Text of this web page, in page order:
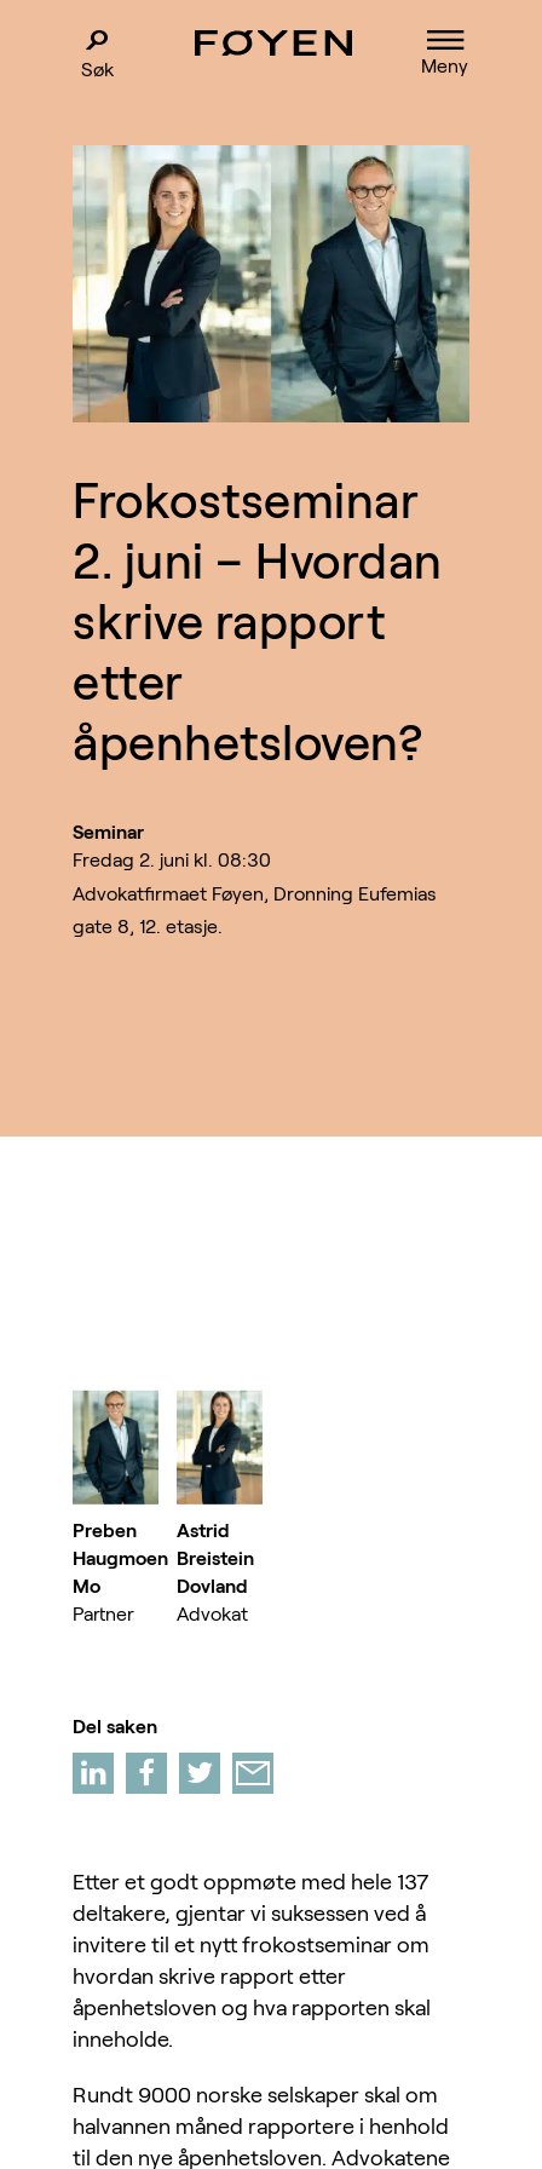
Søk Meny
Frokostseminar
2. juni – Hvordan
skrive rapport
etter
åpenhetsloven?
Seminar
fredag 2. juni kl. 08:30
Advokatfirmaet Føyen, Dronning Eufemias
gate 8, 12. etasje.
Preben
Haugmoen
Mo
Partner
Astrid
Breistein
Dovland
Advokat
Del saken
Etter et godt oppmøte med hele 137
deltakere, gjentar vi suksessen ved å
invitere til et nytt frokostseminar om
hvordan skrive rapport etter
åpenhetsloven og hva rapporten skal
inneholde.
Rundt 9000 norske selskaper skal om
halvannen måned rapportere i henhold
til den nye åpenhetsloven. Advokatene